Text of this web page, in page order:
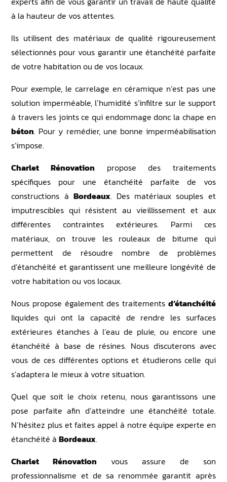
à la hauteur de vos attentes.
Ils utilisent des matériaux de qualité rigoureusement
sélectionnés pour vous garantir une étanchéité parfaite
de votre habitation ou de vos locaux.
Pour exemple, le carrelage en céramique n’est pas une
solution imperméable, l’humidité s’infiltre sur le support
à travers les joints ce qui endommage donc la chape en
béton. Pour y remédier, une bonne imperméabilisation
s’impose.
Charlet Rénovation propose des traitements
spécifiques pour une étanchéité parfaite de vos
constructions à Bordeaux. Des matériaux souples et
imputrescibles qui résistent au vieillissement et aux
différentes contraintes extérieures. Parmi ces
matériaux, on trouve les rouleaux de bitume qui
permettent de résoudre nombre de problèmes
d’étanchéité et garantissent une meilleure longévité de
votre habitation ou vos locaux.
Nous propose également des traitements d’étanchéité
liquides qui ont la capacité de rendre les surfaces
extérieures étanches à l’eau de pluie, ou encore une
étanchéité à base de résines. Nous discuterons avec
vous de ces différentes options et étudierons celle qui
s’adaptera le mieux à votre situation.
Quel que soit le choix retenu, nous garantissons une
pose parfaite afin d’atteindre une étanchéité totale.
N’hésitez plus et faites appel à notre équipe experte en
étanchéité àBordeaux.
Charlet Rénovation vous assure de son
professionnalisme et de sa renommée garantit après